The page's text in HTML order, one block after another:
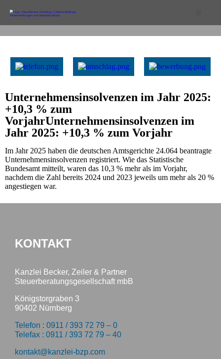
Unternehmensinsolvenzen im Jahr 2025:
+10,3 % zum
VorjahrUnternehmensinsolvenzen im
Jahr 2025: +10,3 % zum Vorjahr
Im Jahr 2025 haben die deutschen Amtsgerichte 24.064 beantragte
Unternehmensinsolvenzen registriert. Wie das Statistische
Bundesamt mitteilt, waren das 10,3 % mehr als im Vorjahr,
nachdem die Zahl bereits 2024 und 2023 jeweils um mehr als 20 %
angestiegen war.
KONTAKT
Kanzlei Becker, Zeiler & Partner
Steuerberatungsgesellschaft mbB
Königstorgraben 3
90402 Nürnberg
Telefon : 0911 / 393 72 79 – 0
Telefax : 0911 / 393 72 79 – 40
kontakt@kanzlei-bzp.com